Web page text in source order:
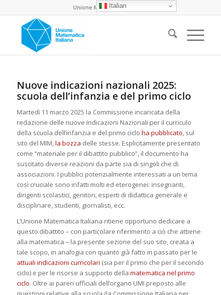
Unione Matematica Italiana
Nuove indicazioni nazionali 2025:
scuola dell’infanzia e del primo ciclo
Martedì 11 marzo 2025 la Commissione incaricata della
redazione delle nuove Indicazioni Nazionali per il curriculo
della scuola dell’infanzia e del primo ciclo ha pubblicato, sul
sito del MIM,la bozza delle stesse. Esplicitamente presentato
come “materiale per il dibattito pubblico”, il documento ha
suscitato diverse reazioni da parte sia di singoli che di
associazioni. I pubblici potenzialmente interessati a un tema
così cruciale sono infatti molti ed eterogenei: insegnanti,
dirigenti scolastici, genitori, esperti di didattica generale e
disciplinare, studenti, giornalisti, ecc.
L’Unione Matematica Italiana ritiene opportuno dedicare a
questo dibattito – con particolare riferimento a ciò che attiene
alla matematica – la presente sezione del suo sito, creata a
tale scopo, in analogia con quanto già fatto in passato per le
attuali indicazioni curricolari (sia per il primo che per il secondo
ciclo) e per le risorse a supporto della matematica nel primo
ciclo. Oltre ai pareri ufficiali dell’organo UMI preposto alle
Italian